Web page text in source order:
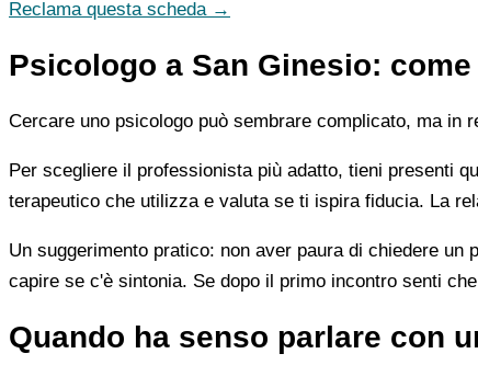
Reclama questa scheda →
Psicologo a San Ginesio:
Cercare uno psicologo può sembrare complicato, ma in
Per scegliere il professionista più adatto, tieni presenti
terapeutico che utilizza e valuta se ti ispira fiducia. La
Un suggerimento pratico: non aver paura di chiedere
capire se c'è sintonia. Se dopo il primo incontro senti
Quando ha senso parlare con